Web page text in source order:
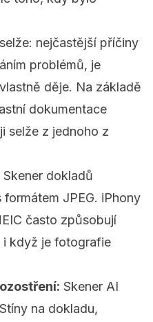
nejčastější příčiny
problémů, je
děje. Na základě
dokumentace
selže z jednoho z
Skener dokladů
JPEG. iPhony
často způsobují
i když je fotografie
Skener AI
na dokladu,